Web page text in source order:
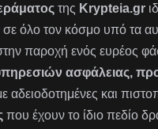
της Krypteia.gr
όλο τον κόσμο υπό τα
παροχή ενός ευρέος
ασφάλειας,
και
που έχουν το ίδιο πεδίο